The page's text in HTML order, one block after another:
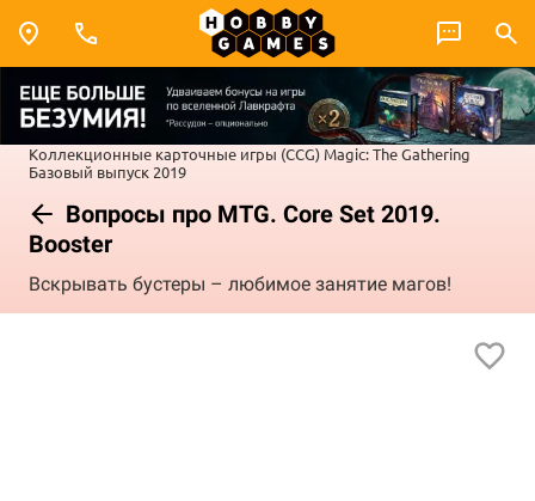
Коллекционные карточные игры (CCG) Magic: The Gathering
Базовый выпуск 2019
Вопросы про MTG. Core Set 2019.
Booster
Вскрывать бустеры – любимое занятие магов!